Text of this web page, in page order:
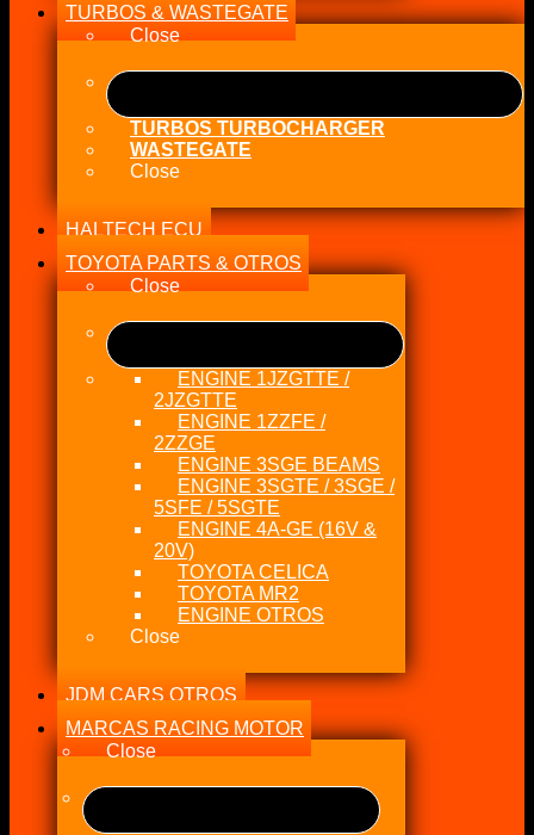
TURBOS & WASTEGATE
Close
TURBOS TURBOCHARGER
WASTEGATE
Close
HALTECH ECU
TOYOTA PARTS & OTROS
Close
ENGINE 1JZGTTE /
2JZGTTE
ENGINE 1ZZFE /
2ZZGE
ENGINE 3SGE BEAMS
ENGINE 3SGTE / 3SGE /
5SFE / 5SGTE
ENGINE 4A-GE (16V &
20V)
TOYOTA CELICA
TOYOTA MR2
ENGINE OTROS
Close
JDM CARS OTROS
MARCAS RACING MOTOR
Close